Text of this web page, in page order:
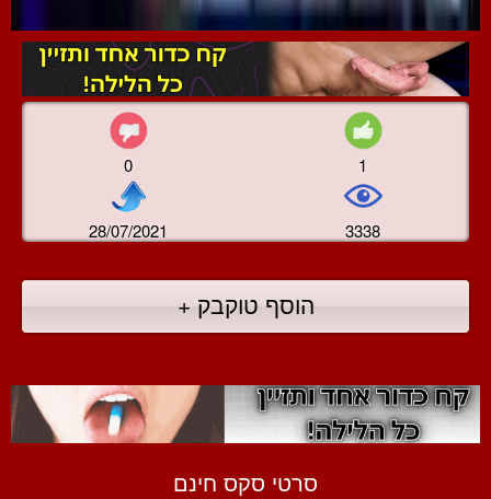
0 1
28/07/2021 3338
הוסף טוקבק +
סרטי סקס חינם